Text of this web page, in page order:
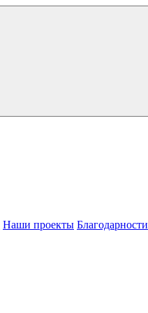
Наши проекты Благодарности